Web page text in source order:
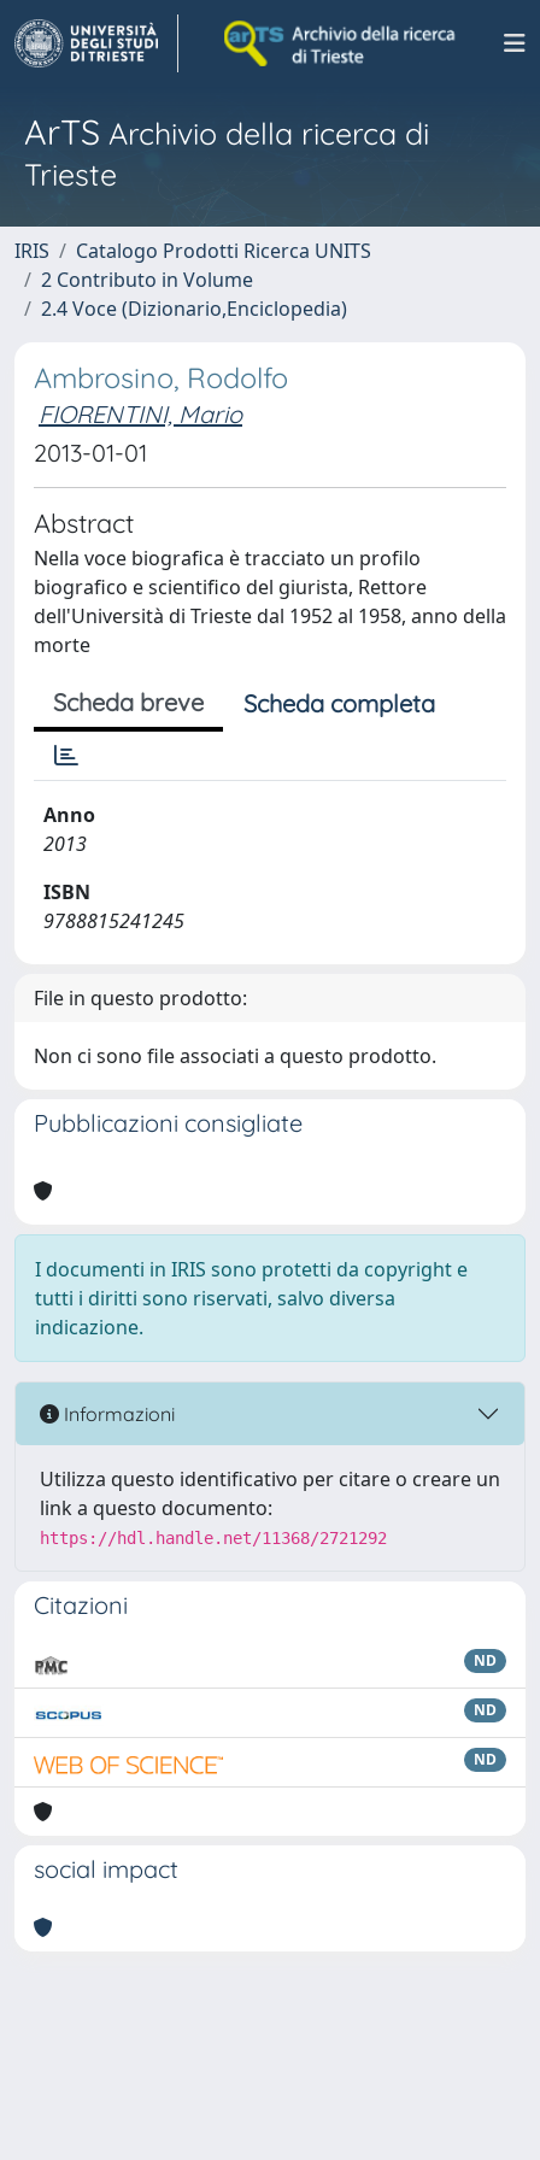
ArTS Archivio della ricerca di
Trieste
IRIS
Catalogo Prodotti Ricerca UNITS
2 Contributo in Volume
2.4 Voce (Dizionario,Enciclopedia)
Ambrosino, Rodolfo
FIORENTINI, Mario
2013-01-01
Abstract
Nella voce biografica è tracciato un profilo
biografico e scientifico del giurista, Rettore
dell'Università di Trieste dal 1952 al 1958, anno della
morte
Scheda breve Scheda completa
Anno
2013
ISBN
9788815241245
File in questo prodotto:
Non ci sono file associati a questo prodotto.
Pubblicazioni consigliate
I documenti in IRIS sono protetti da copyright e
tutti i diritti sono riservati, salvo diversa
indicazione.
Informazioni
Utilizza questo identificativo per citare o creare un
link a questo documento:
https://hdl.handle.net/11368/2721292
Citazioni
ND
ND
ND
social impact